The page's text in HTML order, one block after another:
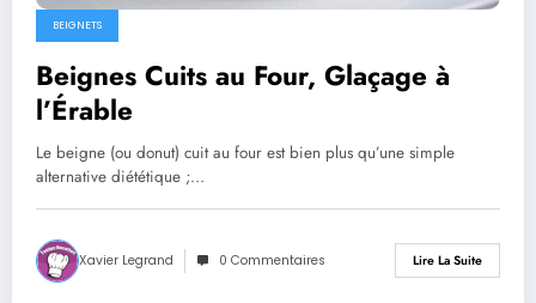
BEIGNETS
Beignes Cuits au Four, Glaçage à
l’Érable
Le beigne (ou donut) cuit au four est bien plus qu’une simple
alternative diététique ;…
Xavier Legrand 0 Commentaires Lire La Suite